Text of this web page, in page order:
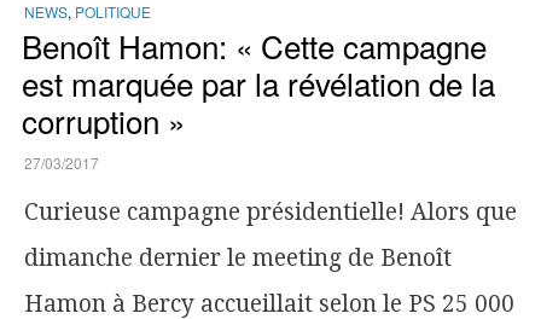
NEWS, POLITIQUE
Benoît Hamon: « Cette campagne
est marquée par la révélation de la
corruption »
27/03/2017
Curieuse campagne présidentielle! Alors que
dimanche dernier le meeting de Benoît
Hamon à Bercy accueillait selon le PS 25 000